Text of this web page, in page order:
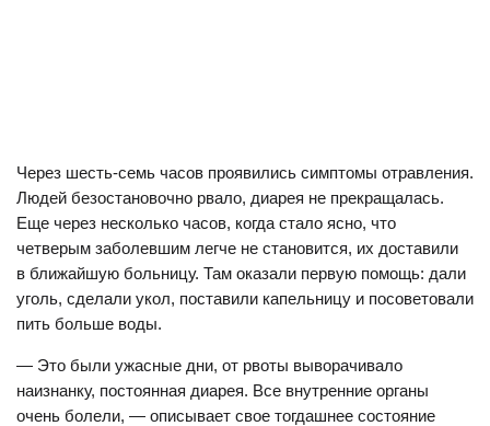
Через шесть-семь часов проявились симптомы отравления.
Людей безостановочно рвало, диарея не прекращалась.
Еще через несколько часов, когда стало ясно, что
четверым заболевшим легче не становится, их доставили
в ближайшую больницу. Там оказали первую помощь: дали
уголь, сделали укол, поставили капельницу и посоветовали
пить больше воды.
— Это были ужасные дни, от рвоты выворачивало
наизнанку, постоянная диарея. Все внутренние органы
очень болели, — описывает свое тогдашнее состояние